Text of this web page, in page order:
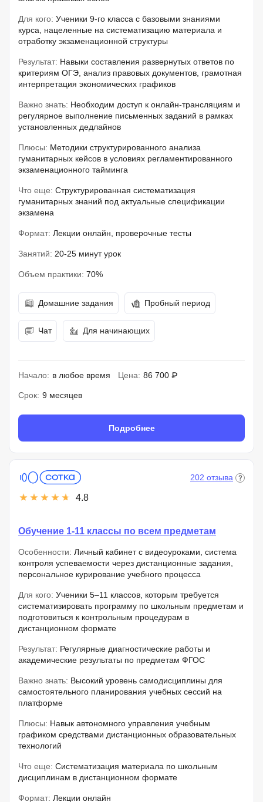
Для кого: Ученики 9-го класса с базовыми знаниями
курса, нацеленные на систематизацию материала и
отработку экзаменационной структуры
Результат: Навыки составления развернутых ответов по
критериям ОГЭ, анализ правовых документов, грамотная
интерпретация экономических графиков
Важно знать: Необходим доступ к онлайн-трансляциям и
регулярное выполнение письменных заданий в рамках
установленных дедлайнов
Плюсы: Методики структурированного анализа
гуманитарных кейсов в условиях регламентированного
экзаменационного тайминга
Что еще: Структурированная систематизация
гуманитарных знаний под актуальные спецификации
экзамена
Формат: Лекции онлайн, проверочные тесты
Занятий: 20-25 минут урок
Объем практики: 70%
Домашние задания Пробный период
Чат Для начинающих
Начало: в любое время Цена: 86 700 ₽
Срок: 9 месяцев
Подробнее
4.8
202 отзыва
Обучение 1-11 классы по всем предметам
Особенности: Личный кабинет с видеоуроками, система
контроля успеваемости через дистанционные задания,
персональное курирование учебного процесса
Для кого: Ученики 5–11 классов, которым требуется
систематизировать программу по школьным предметам и
подготовиться к контрольным процедурам в
дистанционном формате
Результат: Регулярные диагностические работы и
академические результаты по предметам ФГОС
Важно знать: Высокий уровень самодисциплины для
самостоятельного планирования учебных сессий на
платформе
Плюсы: Навык автономного управления учебным
графиком средствами дистанционных образовательных
технологий
Что еще: Систематизация материала по школьным
дисциплинам в дистанционном формате
Формат: Лекции онлайн